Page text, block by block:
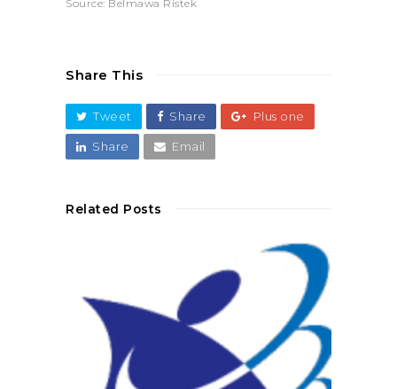
Source: Belmawa Ristek
Share This
Tweet Share Plus one
Share Email
Related Posts